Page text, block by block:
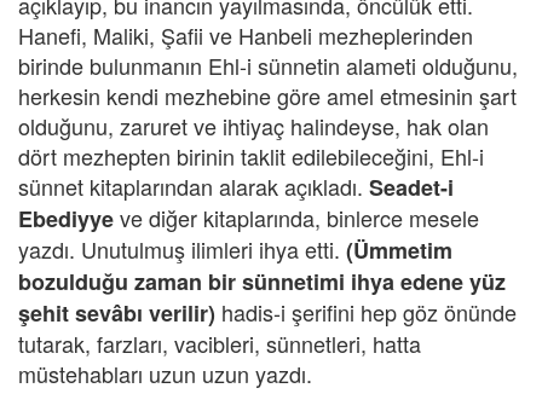
Hanefi, Maliki, Şafii ve Hanbeli mezheplerinden
birinde bulunmanın Ehl-i sünnetin alameti olduğunu,
herkesin kendi mezhebine göre amel etmesinin şart
olduğunu, zaruret ve ihtiyaç halindeyse, hak olan
dört mezhepten birinin taklit edilebileceğini, Ehl-i
sünnet kitaplarından alarak açıkladı. Seadet-i
Ebediyyeve diğer kitaplarında, binlerce mesele
yazdı. Unutulmuş ilimleri ihya etti. (Ümmetim
bozulduğu zaman bir sünnetimi ihya edene yüz
şehit sevâbı verilir) hadis-i şerifini hep göz önünde
tutarak, farzları, vacibleri, sünnetleri, hatta
müstehabları uzun uzun yazdı.